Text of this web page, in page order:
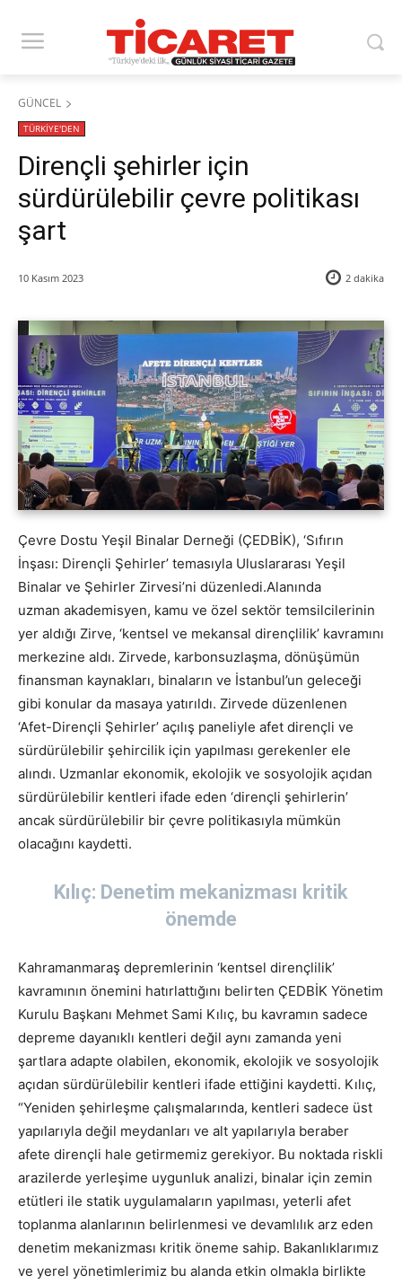
GÜNCEL
TÜRKİYE'DEN
Dirençli şehirler için
sürdürülebilir çevre politikası
şart
10 Kasım 2023 2 dakika
Çevre Dostu Yeşil Binalar Derneği (ÇEDBİK), ‘Sıfırın
İnşası: Dirençli Şehirler’ temasıyla Uluslararası Yeşil
Binalar ve Şehirler Zirvesi’ni düzenledi.Alanında
uzman akademisyen, kamu ve özel sektör temsilcilerinin
yer aldığı Zirve, ‘kentsel ve mekansal dirençlilik’ kavramını
merkezine aldı. Zirvede, karbonsuzlaşma, dönüşümün
finansman kaynakları, binaların ve İstanbul’un geleceği
gibi konular da masaya yatırıldı. Zirvede düzenlenen
‘Afet-Dirençli Şehirler’ açılış paneliyle afet dirençli ve
sürdürülebilir şehircilik için yapılması gerekenler ele
alındı. Uzmanlar ekonomik, ekolojik ve sosyolojik açıdan
sürdürülebilir kentleri ifade eden ‘dirençli şehirlerin’
ancak sürdürülebilir bir çevre politikasıyla mümkün
olacağını kaydetti.
Kılıç: Denetim mekanizması kritik
önemde
Kahramanmaraş depremlerinin ‘kentsel dirençlilik’
kavramının önemini hatırlattığını belirten ÇEDBİK Yönetim
Kurulu Başkanı Mehmet Sami Kılıç, bu kavramın sadece
depreme dayanıklı kentleri değil aynı zamanda yeni
şartlara adapte olabilen, ekonomik, ekolojik ve sosyolojik
açıdan sürdürülebilir kentleri ifade ettiğini kaydetti. Kılıç,
“Yeniden şehirleşme çalışmalarında, kentleri sadece üst
yapılarıyla değil meydanları ve alt yapılarıyla beraber
afete dirençli hale getirmemiz gerekiyor. Bu noktada riskli
arazilerde yerleşime uygunluk analizi, binalar için zemin
etütleri ile statik uygulamaların yapılması, yeterli afet
toplanma alanlarının belirlenmesi ve devamlılık arz eden
denetim mekanizması kritik öneme sahip. Bakanlıklarımız
ve yerel yönetimlerimiz bu alanda etkin olmakla birlikte